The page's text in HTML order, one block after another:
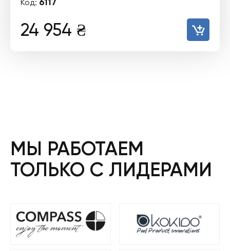
Код:
24 954 ₴
МЫ РАБОТАЕМ
ТОЛЬКО С ЛИДЕРАМИ